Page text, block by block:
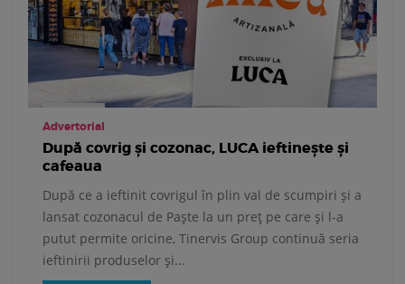
Advertorial
După covrig și cozonac, LUCA ieftinește și
cafeaua
După ce a ieftinit covrigul în plin val de scumpiri și a
lansat cozonacul de Paște la un preț pe care și l-a
putut permite oricine, Tinervis Group continuă seria
ieftinirii produselor și...